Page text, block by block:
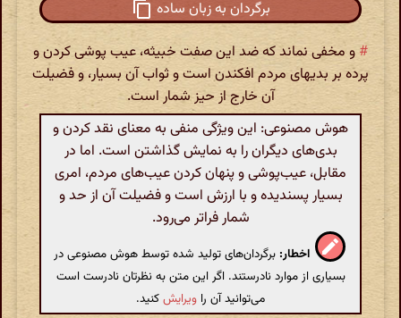
برگردان به زبان ساده
# و مخفی نماند که ضد این صفت خبیثه، عیب پوشی کردن و
پرده بر بدیهای مردم افکندن است و ثواب آن بسیار، و فضیلت
آن خارج از حیز شمار است.
هوش مصنوعی: این ویژگی منفی به معنای نقد کردن و
بدی‌های دیگران را به نمایش گذاشتن است. اما در
مقابل، عیب‌پوشی و پنهان کردن عیب‌های مردم، امری
بسیار پسندیده و با ارزش است و فضیلت آن از حد و
شمار فراتر می‌رود.
اخطار: برگردان‌های تولید شده توسط هوش مصنوعی در
بسیاری از موارد نادرستند. اگر این متن به نظرتان نادرست است
می‌توانید آن را ویرایشکنید.